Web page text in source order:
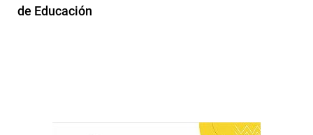
de Educación